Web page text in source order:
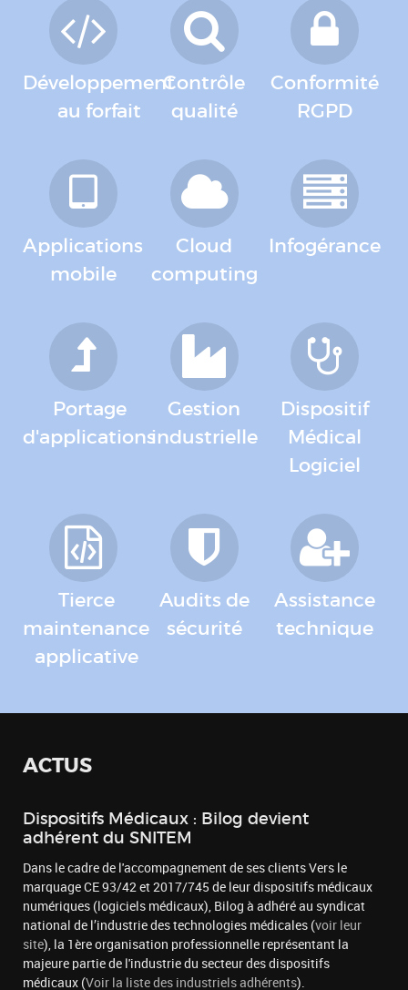
Développement
au forfait
Contrôle
qualité
Conformité
RGPD
Applications
mobile
Cloud
computing
Infogérance
Portage
d'applications
Gestion
industrielle
Dispositif
Médical
Logiciel
Tierce
maintenance
applicative
Audits de
sécurité
Assistance
technique
ACTUS
Dispositifs Médicaux : Bilog devient
adhérent du SNITEM
Dans le cadre de l'accompagnement de ses clients Vers le
marquage CE 93/42 et 2017/745 de leur dispositifs médicaux
numériques (logiciels médicaux), Bilog à adhéré au syndicat
national de l’industrie des technologies médicales (voir leur
site), la 1ère organisation professionnelle représentant la
majeure partie de l'industrie du secteur des dispositifs
médicaux (Voir la liste des industriels adhérents).